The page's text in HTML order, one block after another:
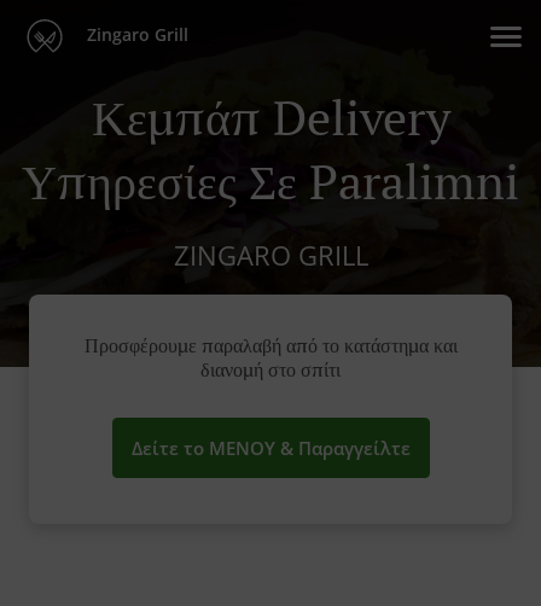
Zingaro Grill
Κεµπάπ Delivery
Υπηρεσίες Σε Paralimni
ZINGARO GRILL
Προσφέρουμε παραλαβή από το κατάστημα και
διανομή στο σπίτι
Δείτε το ΜΕΝΟΥ & Παραγγείλτε